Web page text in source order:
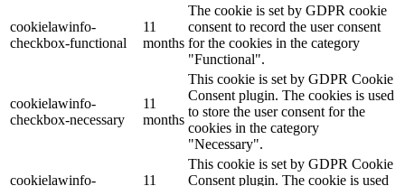
cookielawinfo-
checkbox-functional
11
months
The cookie is set by GDPR cookie
consent to record the user consent
for the cookies in the category
"Functional".
cookielawinfo-
checkbox-necessary
11
months
This cookie is set by GDPR Cookie
Consent plugin. The cookies is used
to store the user consent for the
cookies in the category
"Necessary".
cookielawinfo-
11
This cookie is set by GDPR Cookie
Consent plugin. The cookie is used